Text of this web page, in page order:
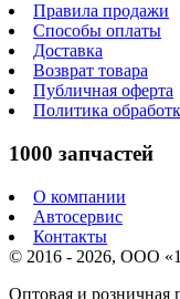
Правила продажи
Способы оплаты
Доставка
Возврат товара
Публичная оферта
Политика
1000 запчастей
О компании
Автосервис
Контакты
© 2016 - 2026, ООО
Оптовая и розничная